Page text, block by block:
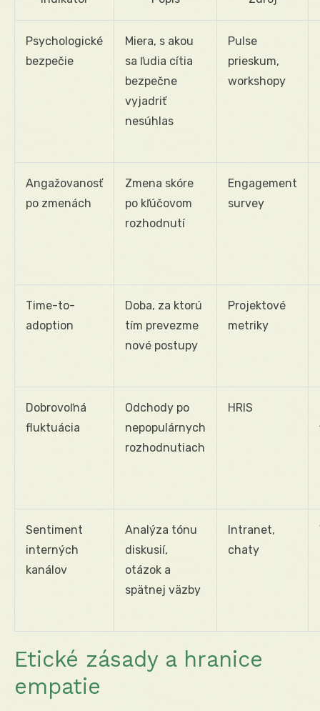
Psychologické
bezpečie
Miera, s akou
sa ľudia cítia
bezpečne
vyjadriť
nesúhlas
Pulse
prieskum,
workshopy
Angažovanosť
po zmenách
Zmena skóre
po kľúčovom
rozhodnutí
Engagement
survey
Time-to-
adoption
Doba, za ktorú
tím prevezme
nové postupy
Projektové
metriky
Dobrovoľná
fluktuácia
Odchody po
nepopulárnych
rozhodnutiach
HRIS
Sentiment
interných
kanálov
Analýza tónu
diskusií,
otázok a
spätnej väzby
Intranet,
chaty
Etické zásady a hranice
empatie